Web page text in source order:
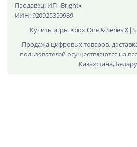
Продавец: ИП «Bright»
ИИН: 920925350989
Купить игры Xbox One & Series
Продажа цифровых товаров,
пользователей осуществляются на
Казахстана,